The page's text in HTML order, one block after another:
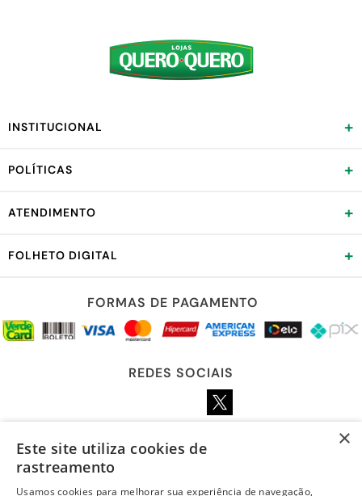
INSTITUCIONAL +
POLÍTICAS +
ATENDIMENTO +
FOLHETO DIGITAL +
FORMAS DE PAGAMENTO
REDES SOCIAIS
LOJA SEGURA
×
Este site utiliza cookies de
rastreamento
Usamos cookies para melhorar sua experiência de navegação,